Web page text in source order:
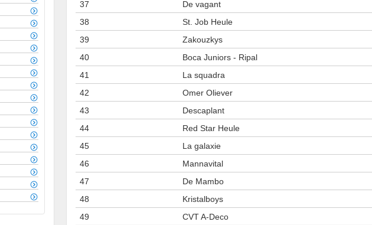
37
De vagant
38
St. Job Heule
39
Zakouzkys
40
Boca Juniors - Ripal
41
La squadra
42
Omer Oliever
43
Descaplant
44
Red Star Heule
45
La galaxie
46
Mannavital
47
De Mambo
48
Kristalboys
49
CVT A-Deco